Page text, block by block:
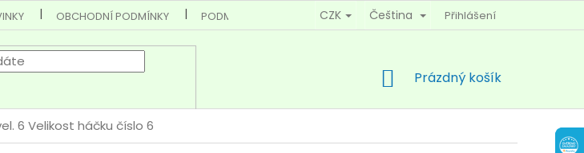
OBCHODNÍ PODMÍNKY PODMÍNKY OCHRANY OSOBNÍCH ÚDAJŮ KONTAKTY
CZK Čeština Přihlášení
NÁKUPNÍ
Prázdný košík
6 Velikost háčku číslo 6